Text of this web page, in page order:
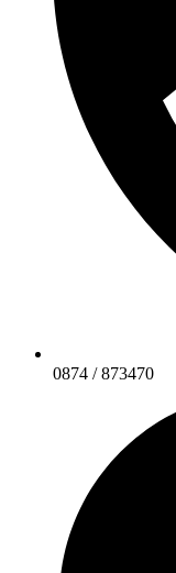
0874 / 873470